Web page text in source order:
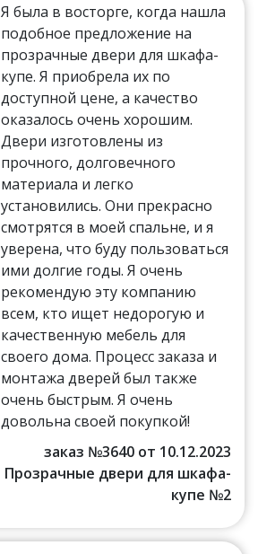
Я была в восторге, когда нашла
подобное предложение на
прозрачные двери для шкафа-
купе. Я приобрела их по
доступной цене, а качество
оказалось очень хорошим.
Двери изготовлены из
прочного, долговечного
материала и легко
установились. Они прекрасно
смотрятся в моей спальне, и я
уверена, что буду пользоваться
ими долгие годы. Я очень
рекомендую эту компанию
всем, кто ищет недорогую и
качественную мебель для
своего дома. Процесс заказа и
монтажа дверей был также
очень быстрым. Я очень
довольна своей покупкой!
заказ №3640 от 10.12.2023
Прозрачные двери для шкафа-
купе №2